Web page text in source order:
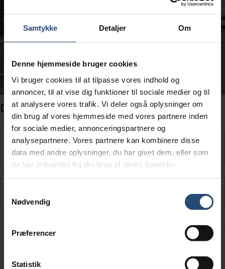
Samtykke Detaljer Om
Denne hjemmeside bruger cookies
Vi bruger cookies til at tilpasse vores indhold og
annoncer, til at vise dig funktioner til sociale medier og til
at analysere vores trafik. Vi deler også oplysninger om
din brug af vores hjemmeside med vores partnere inden
for sociale medier, annonceringspartnere og
analysepartnere. Vores partnere kan kombinere disse
data med andre oplysninger, du har givet dem, eller som
de har indsamlet fra din brug af deres tjenester.
Nødvendig
Præferencer
Statistik
Du har lige henstillet den blå bil her.
Det er tilladt at standse her i 2-3 minutter.